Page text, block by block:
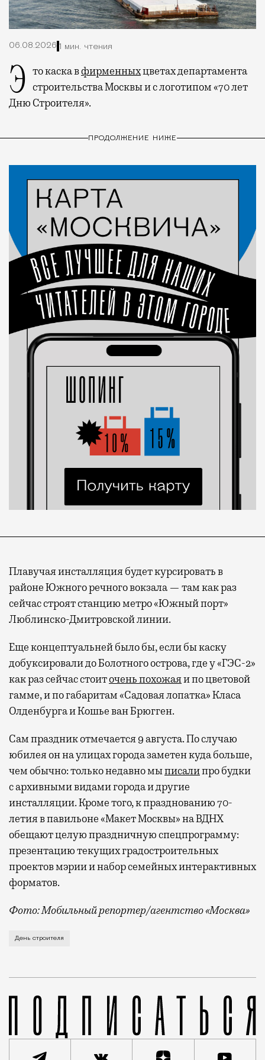
06.08.2026 1 мин. чтения
Это каска вфирменныхцветах департамента
строительства Москвы и с логотипом «70 лет
Дню Строителя».
ПРОДОЛЖЕНИЕ НИЖЕ
Плавучая инсталляция будет курсировать в
районе Южного речного вокзала — там как раз
сейчас строят станцию метро «Южный порт»
Люблинско-Дмитровской линии.
Еще концептуальней было бы, если бы каску
добуксировали до Болотного острова, где у «ГЭС-2»
как раз сейчас стоиточень похожаяи по цветовой
гамме, и по габаритам «Садовая лопатка» Класа
Олденбурга и Кошье ван Брюгген.
Сам праздник отмечается 9 августа. По случаю
юбилея он на улицах города заметен куда больше,
чем обычно: только недавно мыписалипро будки
с архивными видами города и другие
инсталляции. Кроме того, к празднованию 70-
летия в павильоне «Макет Москвы» на ВДНХ
обещают целую праздничную спецпрограмму:
презентацию текущих градостроительных
проектов мэрии и набор семейных интерактивных
форматов.
Фото: Мобильный репортер/агентство «Москва»
Это каска в фирменных цветах департамента
День строителя